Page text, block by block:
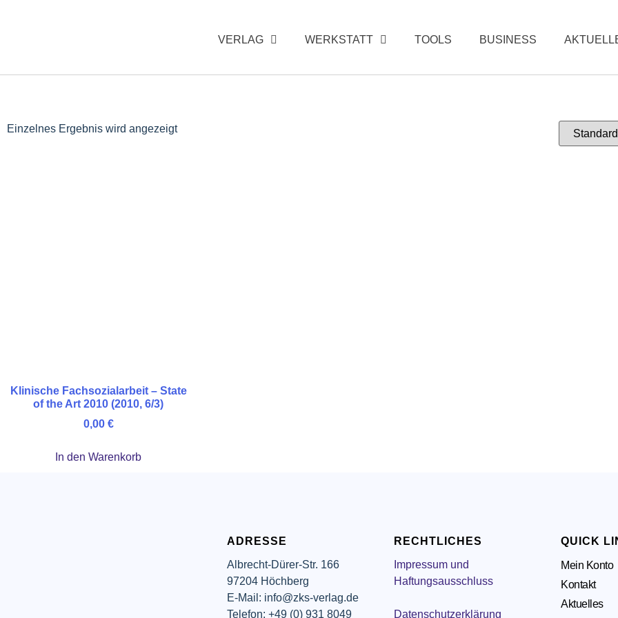
VERLAG WERKSTATT TOOLS BUSINESS
Einzelnes Ergebnis wird angezeigt
Klinische Fachsozialarbeit – State
of the Art 2010 (2010, 6/3)
0,00 €
In den Warenkorb
ADRESSE
Albrecht-Dürer-Str. 166
97204 Höchberg
E-Mail: info@zks-verlag.de
Telefon: +49 (0) 931 8049
RECHTLICHES
Impressum und
Haftungsausschluss
Datenschutzerklärung
QUICK
Mein Konto
Kontakt
Aktuelles